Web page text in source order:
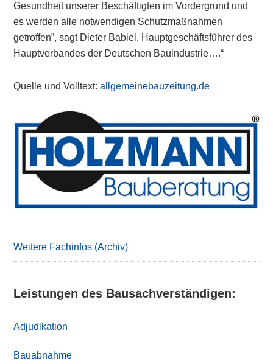
Gesundheit unserer Beschäftigten im Vordergrund und
es werden alle notwendigen Schutzmaßnahmen
getroffen”, sagt Dieter Babiel, Hauptgeschäftsführer des
Hauptverbandes der Deutschen Bauindustrie….“
Quelle und Volltext:allgemeinebauzeitung.de
Primary
Sidebar
Weitere Fachinfos (Archiv)
Leistungen des Bausachverständigen:
Adjudikation
Bauabnahme